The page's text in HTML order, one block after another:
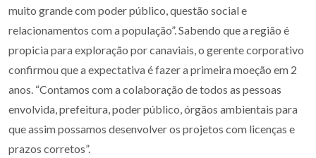
muito grande com poder público, questão social e
relacionamentos com a população”. Sabendo que a região é
propicia para exploração por canaviais, o gerente corporativo
confirmou que a expectativa é fazer a primeira moeção em 2
anos. “Contamos com a colaboração de todos as pessoas
envolvida, prefeitura, poder público, órgãos ambientais para
que assim possamos desenvolver os projetos com licenças e
prazos corretos”.